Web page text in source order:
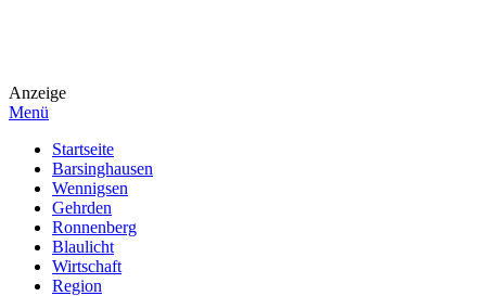
Anzeige
Menü
Startseite
Barsinghausen
Wennigsen
Gehrden
Ronnenberg
Blaulicht
Wirtschaft
Region